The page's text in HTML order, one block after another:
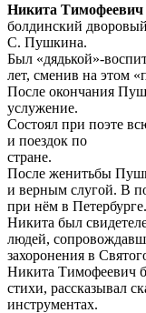
Никита Тимофеевич
болдинский
С. Пушкина.
Был «дядькой»-
лет, сменив на этом
После окончания
услужение.
Состоял при поэте
и поездок по
стране.
После женитьбы
и верным слугой. В
при нём в Петербурге.
Никита был
людей,
захоронения в
Никита Тимофеевич
стихи, рассказывал
инструментах.